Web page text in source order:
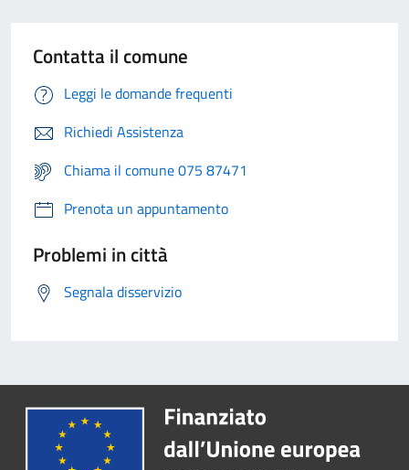
Contatta il comune
Leggi le domande frequenti
Richiedi Assistenza
Chiama il comune 075 87471
Prenota un appuntamento
Problemi in città
Segnala disservizio